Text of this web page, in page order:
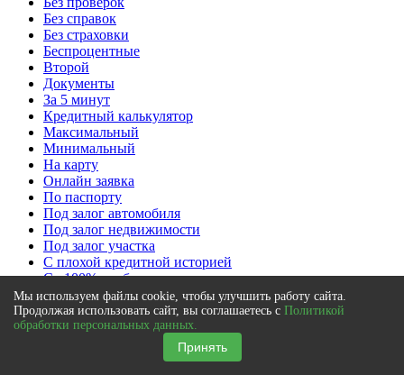
Без справок
Без страховки
Беспроцентные
Второй
Документы
За 5 минут
Кредитный калькулятор
Максимальный
Минимальный
На карту
Онлайн заявка
По паспорту
Под залог автомобиля
Под залог недвижимости
Под залог участка
С плохой кредитной историей
Со 100% одобрением
Тарифы
Экспресс
Мы используем файлы cookie, чтобы улучшить работу сайта.
Продолжая использовать сайт, вы соглашаетесь с Политикой
обработки персональных данных.
Принять